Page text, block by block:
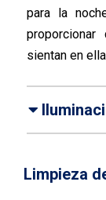
para la
sientan en
Limpieza